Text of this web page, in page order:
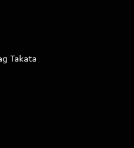
Takata